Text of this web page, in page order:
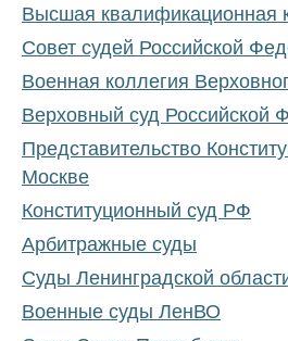
Высшая квалификационная
Совет судей Российской
Военная коллегия
Верховный суд Российской
Представительство
Москве
Конституционный суд РФ
Арбитражные суды
Суды Ленинградской
Военные суды ЛенВО